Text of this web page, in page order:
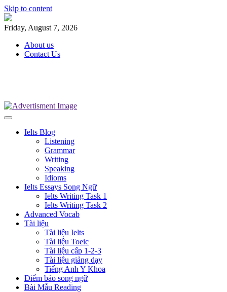
Skip to content
Friday, August 7, 2026
About us
Contact Us
Ielts Blog
Listening
Grammar
Writing
Speaking
Idioms
Ielts Essays Song Ngữ
Ielts Writing Task 1
Ielts Writing Task 2
Advanced Vocab
Tài liệu
Tài liệu Ielts
Tài liệu Toeic
Tài liệu cấp 1-2-3
Tài liệu giảng dạy
Tiếng Anh Y Khoa
Điểm báo song ngữ
Bài Mẫu Reading